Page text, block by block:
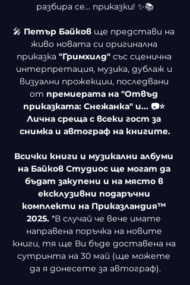
разбира се... приказки! ✨📚
🎤 Петър Байков ще представи на
живо новата си оригинална
приказка "Гримхилд" със сценична
интерпретация, музика, дублаж и
визуални прожекции, последвани
от премиерата на "Отвъд
приказката: Снежанка" и... 📷⭐
Лична среща с всеки гост за
снимка и автограф на книгите.
Всички книги и музикални албуми
на Байков Студиос ще могат да
бъдат закупени и на място в
ексклузивни подаръчни
комплекти на Приказландия™
2025. *В случай че вече имате
направена поръчка на новите
книги, тя ще Ви бъде доставена на
сутринта на 30 май (ще можете
да я донесете за автограф).